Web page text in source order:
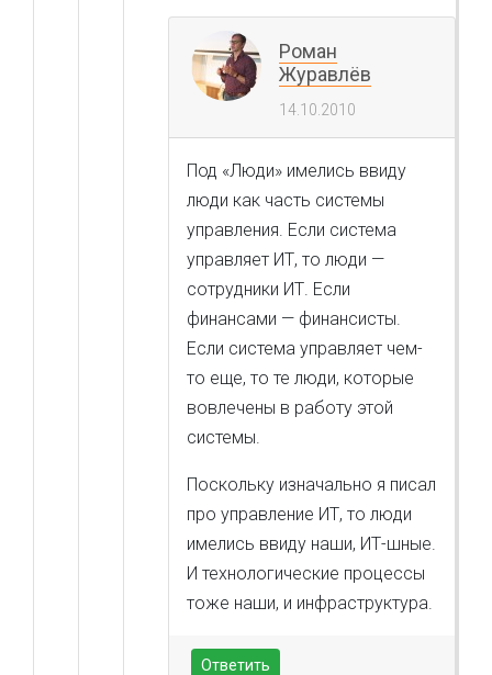
Роман
Журавлёв
14.10.2010
Под «Люди» имелись ввиду
люди как часть системы
управления. Если система
управляет ИТ, то люди —
сотрудники ИТ. Если
финансами — финансисты.
Если система управляет чем-
то еще, то те люди, которые
вовлечены в работу этой
системы.
Поскольку изначально я писал
про управление ИТ, то люди
имелись ввиду наши, ИТ-шные.
И технологические процессы
тоже наши, и инфраструктура.
Ответить